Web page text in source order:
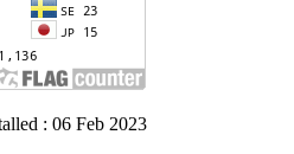
: 06 Feb 2023